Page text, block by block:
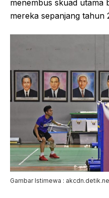
menembus skuad utama
mereka sepanjang tahun
Gambar Istimewa :